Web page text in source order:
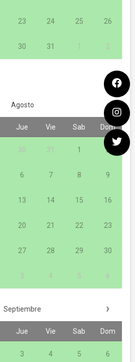
23 24 25 26
30 31 1 2
Agosto
Jue Vie Sab Dom
30 31 1 2
6 7 8 9
13 14 15 16
20 21 22 23
27 28 29 30
3 4 5 6
Septiembre ›
Jue Vie Sab Dom
3 4 5 6